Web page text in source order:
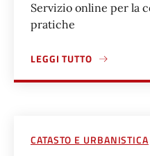
Servizio online per la
pratiche
LEGGI TUTTO
A PROPOSITO DI
CATASTO E URBANISTICA